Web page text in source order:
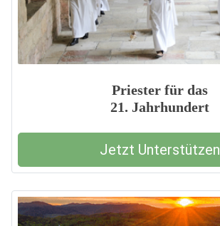
Priester für das
21. Jahrhundert
Jetzt Unterstützen